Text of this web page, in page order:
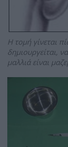
Η τομή γίνεται
δημιουργείται,
μαλλιά είναι